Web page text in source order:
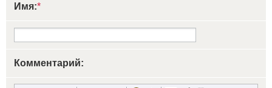
Имя:*
Комментарий: